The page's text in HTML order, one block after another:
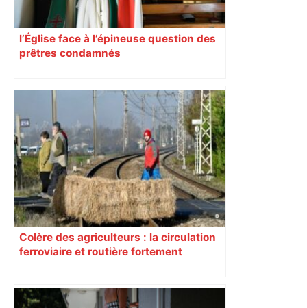
l’Église face à l’épineuse question des
prêtres condamnés
Colère des agriculteurs : la circulation
ferroviaire et routière fortement